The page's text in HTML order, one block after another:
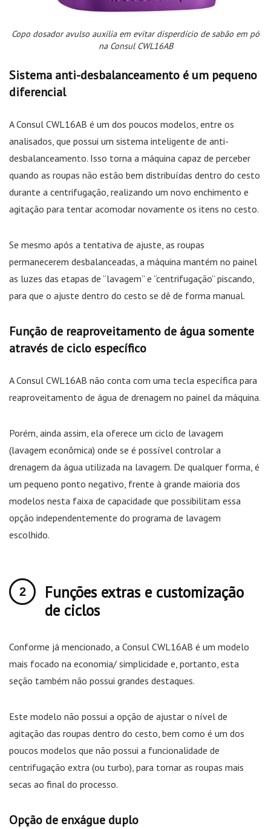
Copo dosador avulso auxilia em evitar disperdício de sabão em pó
na Consul CWL16AB
Sistema anti-desbalanceamento é um pequeno
diferencial
A Consul CWL16AB é um dos poucos modelos, entre os
analisados, que possui um sistema inteligente de anti-
desbalanceamento. Isso torna a máquina capaz de perceber
quando as roupas não estão bem distribuídas dentro do cesto
durante a centrifugação, realizando um novo enchimento e
agitação para tentar acomodar novamente os itens no cesto.
Se mesmo após a tentativa de ajuste, as roupas
permanecerem desbalanceadas, a máquina mantém no painel
as luzes das etapas de “lavagem” e “centrifugação” piscando,
para que o ajuste dentro do cesto se dê de forma manual.
Função de reaproveitamento de água somente
através de ciclo específico
A Consul CWL16AB não conta com uma tecla específica para
reaproveitamento de água de drenagem no painel da máquina.
Porém, ainda assim, ela oferece um ciclo de lavagem
(lavagem econômica) onde se é possível controlar a
drenagem da água utilizada na lavagem. De qualquer forma, é
um pequeno ponto negativo, frente à grande maioria dos
modelos nesta faixa de capacidade que possibilitam essa
opção independentemente do programa de lavagem
escolhido.
Funções extras e customização
de ciclos
Conforme já mencionado, a Consul CWL16AB é um modelo
mais focado na economia/ simplicidade e, portanto, esta
seção também não possui grandes destaques.
Este modelo não possui a opção de ajustar o nível de
agitação das roupas dentro do cesto, bem como é um dos
poucos modelos que não possui a funcionalidade de
centrifugação extra (ou turbo), para tornar as roupas mais
secas ao final do processo.
Opção de enxágue duplo